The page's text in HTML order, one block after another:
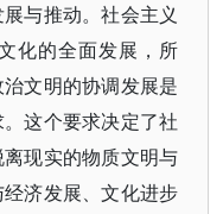
与推动。社会主义
化的全面发展，所
文明的协调发展是
这个要求决定了社
现实的物质文明与
济发展、文化进步